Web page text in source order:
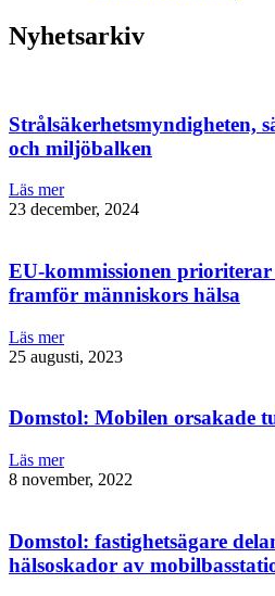
Nyhetsarkiv
Strålsäkerhetsmyndigheten,
och miljöbalken
Läs mer
23 december, 2024
EU-kommissionen prioriterar
framför människors hälsa
Läs mer
25 augusti, 2023
Domstol: Mobilen orsakade
Läs mer
8 november, 2022
Domstol: fastighetsägare
hälsoskador av